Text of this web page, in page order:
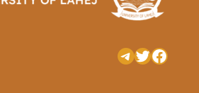
فيسبوك
تويترتيليجرام